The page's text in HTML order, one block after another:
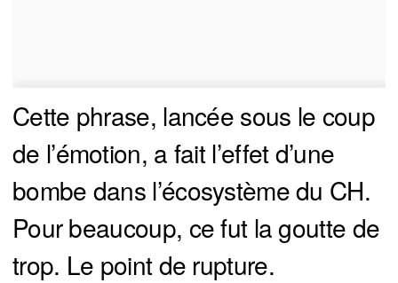
Cette phrase, lancée sous le coup
de l’émotion, a fait l’effet d’une
bombe dans l’écosystème du CH.
Pour beaucoup, ce fut la goutte de
trop. Le point de rupture.